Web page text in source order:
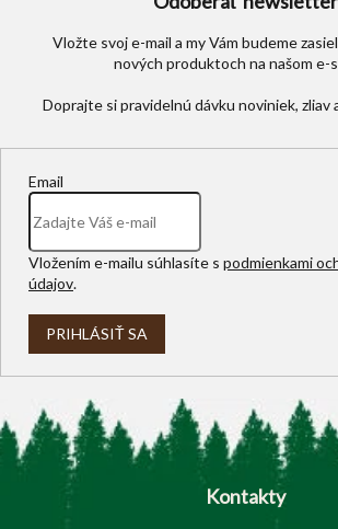
Vložte svoj e-mail a my Vám budeme
nových produktoch na našom e-
Email
Vložením e-mailu súhlasíte s podmienkami
údajov.
PRIHLÁSIŤ SA
Z
Kontakty